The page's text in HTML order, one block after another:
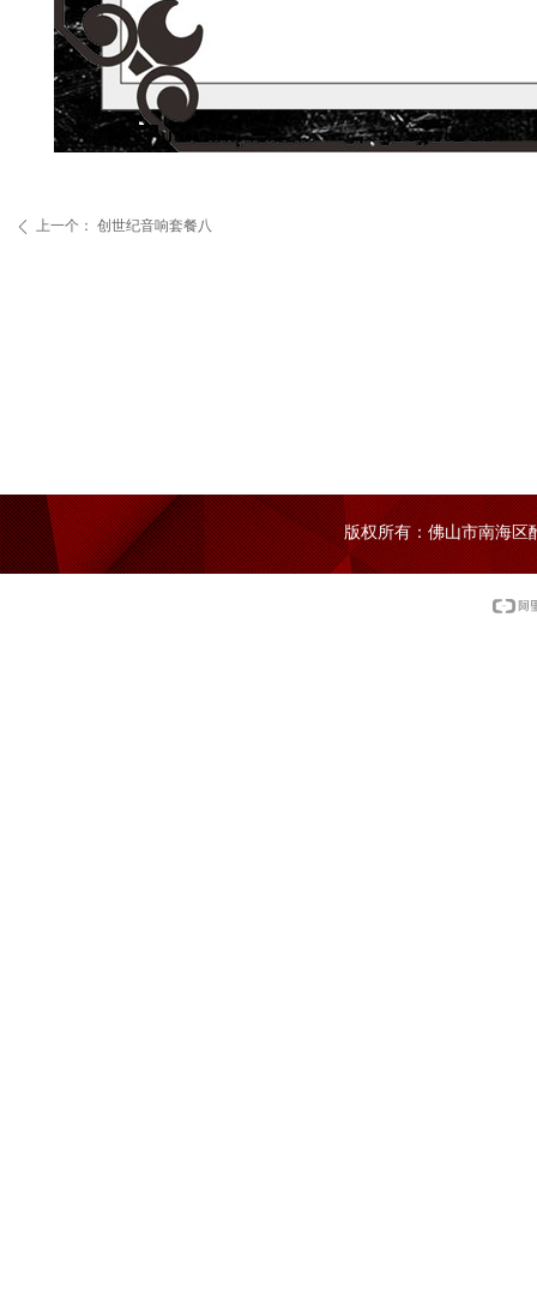
ꄴ 上一个： 创世纪音响套餐八
版权所有：佛山市南海